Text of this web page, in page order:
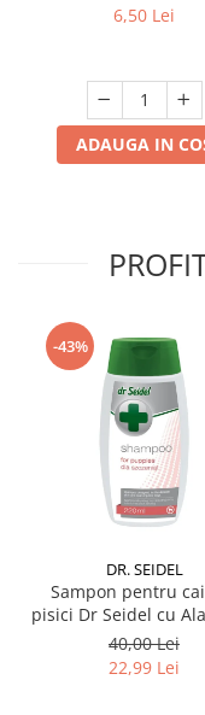
6,50 Lei
ADAUGA IN
-43%
DR. SEIDEL
Sampon pentru
pisici Dr Seidel cu
220 ml
40,00 Lei
22,99 Lei